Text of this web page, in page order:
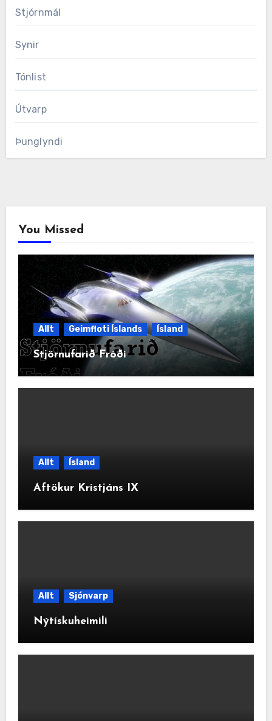
Stjórnmál
Synir
Tónlist
Útvarp
Þunglyndi
You Missed
Allt Geimfloti Íslands Ísland
Stjörnufarið Fróði
Allt Ísland
Aftökur Kristjáns IX
Allt Sjónvarp
Nýtískuheimili